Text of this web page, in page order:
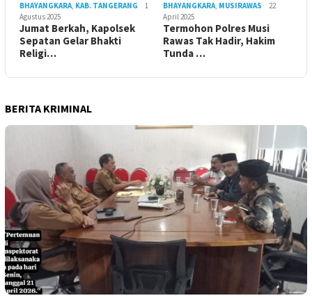
BHAYANGKARA, KAB. TANGERANG
1
Agustus 2025
Jumat Berkah, Kapolsek
Sepatan Gelar Bhakti
Religi…
BHAYANGKARA, MUSIRAWAS
22
April 2025
Termohon Polres Musi
Rawas Tak Hadir, Hakim
Tunda …
BERITA KRIMINAL